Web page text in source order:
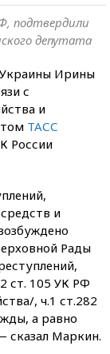
подтвердили
депутата
Ирины
с
и
ТАСС
России
и
Рады
ст. 105 УК РФ
, ч.1 ст.282
а равно
сказал Маркин.